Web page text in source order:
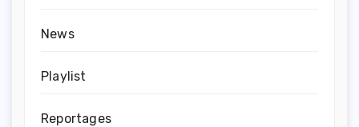
News
Playlist
Reportages